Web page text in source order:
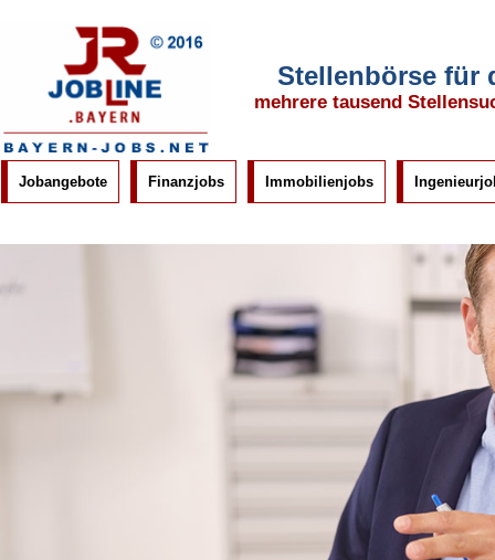
Stellenbörse für
mehrere tausend
Jobangebote Finanzjobs Immobilienjobs